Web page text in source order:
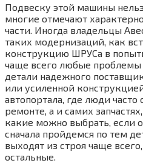
Подвеску этой машины
многие отмечают
части. Иногда владельцы
таких модернизаций, как
конструкцию ШРУСа в
чаще всего любые проблемы
детали надежного
или усиленной
автопортала, где люди
ремонте, а и самих
какие можно выбрать, если
сначала пройдемся по тем
выходят из строя чаще
остальные.